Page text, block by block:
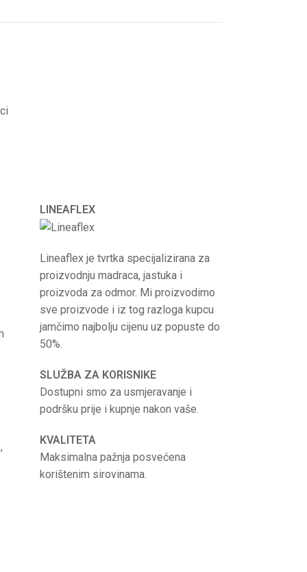
LINEAFLEX
Lineaflex je tvrtka specijalizirana za
proizvodnju madraca, jastuka i
proizvoda za odmor. Mi proizvodimo
sve proizvode i iz tog razloga kupcu
jamčimo najbolju cijenu uz popuste do
50%.
SLUŽBA ZA KORISNIKE
Dostupni smo za usmjeravanje i
podršku prije i kupnje nakon vaše.
KVALITETA
Maksimalna pažnja posvećena
korištenim sirovinama.